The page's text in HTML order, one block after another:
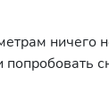
ничего